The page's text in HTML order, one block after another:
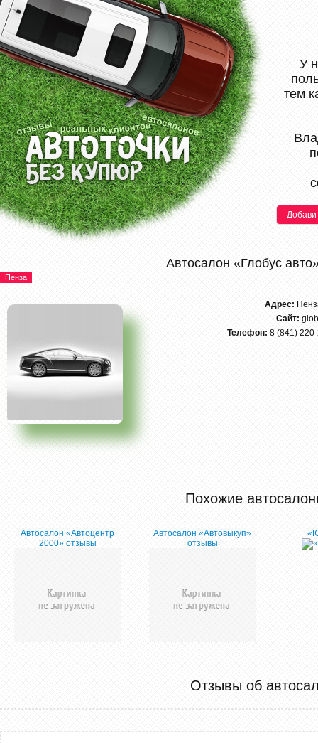
У
тем
Автосалон «Глобус
Пенза
Адрес:
Сайт:
Телефон: 8 (841)
Похожие
Автосалон «Автоцентр
2000» отзывы
Автосалон «Автовыкуп»
отзывы
Отзывы об